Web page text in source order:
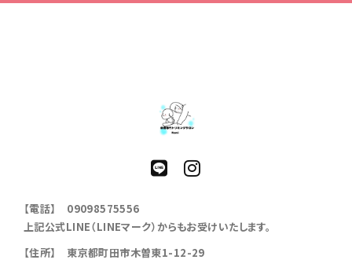
【電話】 09098575556
上記公式LINE（LINEマーク）からもお受けいたします。
【住所】 東京都町田市木曽東1-12-29